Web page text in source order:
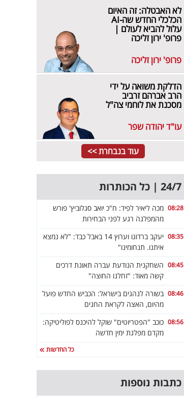
לא האבטלה: זה האיום
הכלכלי החדש שה-AI
עלול להביא לעולם |
פרופ' ירון זליכה
פרופ' ירון זליכה
הדלקת משואה על ידי
הרב אברהם זרביב
מסכנת את לוחמי צה"ל
עו"ד יהודה שפר
עוד בנבחרת >>
24/7 | כל הכותרות
08:28 מכה ליאיר לפיד: ח"כ יואב סגלוביץ' פורש
מהמפלגה רגע לפני הבחירות
08:35
יעקב ברדוגו וערוץ 14 באבל כבד: "לא נמצא
איתנו. תנחומינו"
08:45 השחקנית הנודעת עברה תאונת דרכים
קשה מאוד: "זחלנו החוצה"
08:46 בשורה לנהגים בישראל: הכביש החדש פועל
מהיום, האצה לקראת החגים
08:56 כוכב "הפטריוטים" שוקל להיכנס לפוליטיקה:
מקדם מפלגת ימין חדשה
כל החדשות
כתבות נוספות